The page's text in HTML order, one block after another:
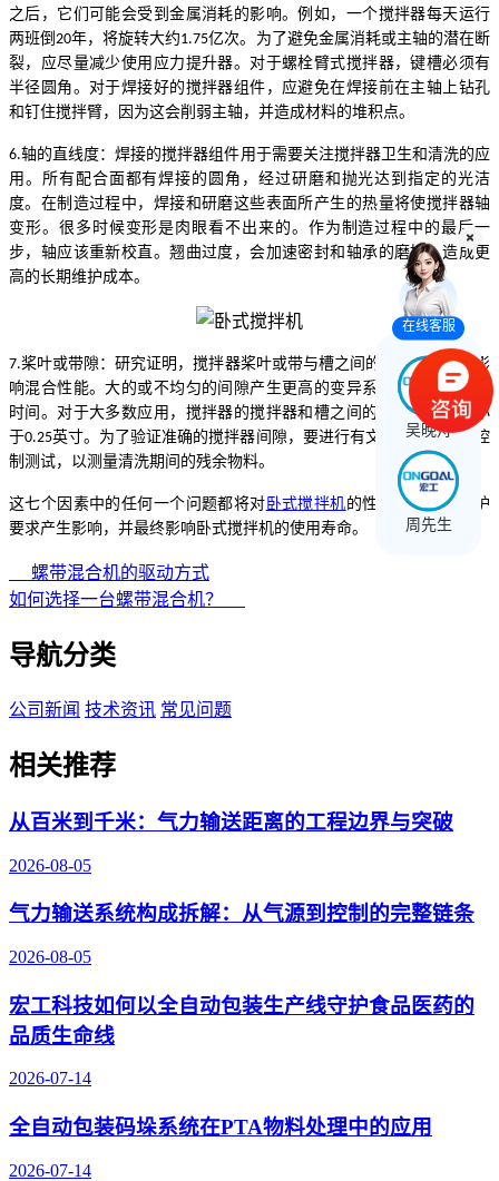
之后，它们可能会受到金属消耗的影响。例如，一个搅拌器每天运行
两班倒20年，将旋转大约1.75亿次。为了避免金属消耗或主轴的潜在断
裂，应尽量减少使用应力提升器。对于螺栓臂式搅拌器，键槽必须有
半径圆角。对于焊接好的搅拌器组件，应避免在焊接前在主轴上钻孔
和钉住搅拌臂，因为这会削弱主轴，并造成材料的堆积点。
6.轴的直线度：焊接的搅拌器组件用于需要关注搅拌器卫生和清洗的应
用。所有配合面都有焊接的圆角，经过研磨和抛光达到指定的光洁
度。在制造过程中，焊接和研磨这些表面所产生的热量将使搅拌器轴
变形。很多时候变形是肉眼看不出来的。作为制造过程中的最后一
步，轴应该重新校直。翘曲过度，会加速密封和轴承的磨损，造成更
高的长期维护成本。
7.桨叶或带隙：研究证明 ，搅拌器桨叶或带与槽之间的间隙可以显著影
响混合性能。大的或不均匀的间隙产生更高的变异系数和更长的混合
时间。对于大多数应用，搅拌器的搅拌器和槽之间的距离应该在或小
于0.25英寸。为了验证准确的搅拌器间隙，要进行有文件记录的质量控
制测试，以测量清洗期间的残余物料。
这七个因素中的任何一个问题都将对卧式搅拌机的性能、未来的维护
要求产生影响，并最终影响卧式搅拌机的使用寿命。
螺带混合机的驱动方式
如何选择一台螺带混合机？
导航分类
公司新闻 技术资讯 常见问题
相关推荐
从百米到千米：气力输送距离的工程边界与突破
2026-08-05
气力输送系统构成拆解：从气源到控制的完整链条
2026-08-05
宏工科技如何以全自动包装生产线守护食品医药的
品质生命线
2026-07-14
全自动包装码垛系统在PTA物料处理中的应用
2026-07-14
在线客服
吴晚舟
周先生